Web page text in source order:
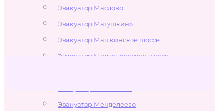
Эвакуатор Маслово
Эвакуатор Матушкино
Эвакуатор Машкинское шоссе
Эвакуатор Медведковское шоссе
Эвакуатор Менделеево